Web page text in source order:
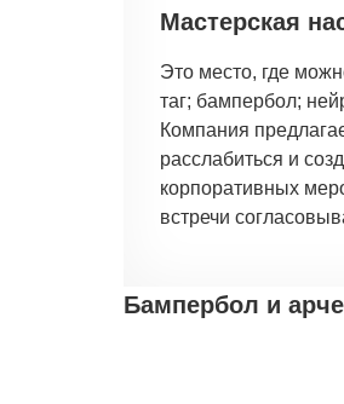
Мастерская
Это место, где
таг; бампербол;
Компания
расслабиться и
корпоративных
встречи
Бампербол и